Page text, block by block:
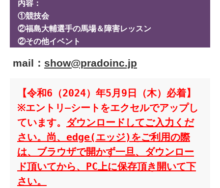
内容：
①競技会
②福島大輔選手の馬場＆障害レッスン
②その他イベント
mail： show@pradoinc.jp
【令和6（2024）年5月9日（木）必着】
※エントリ―シートをエクセルでアップし
ています。 ダウンロードしてご入力くだ
さい。尚、edge(エッジ)をご利用の際
は、ブラウザで開かず一旦、ダウンロー
ド頂いてから、PC上に保存頂き開いて下
さい。